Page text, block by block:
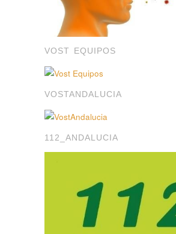
VOST EQUIPOS
VOSTANDALUCIA
112_ANDALUCIA